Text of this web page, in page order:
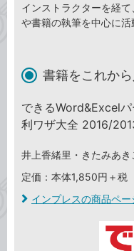
インストラクターを経
や書籍の執筆を中心に活
書籍をこれか
できるWord&Excel
利ワザ大全 2016/
井上香緒里・きたみあ
定価：本体1,850円＋税
インプレスの商品ペー